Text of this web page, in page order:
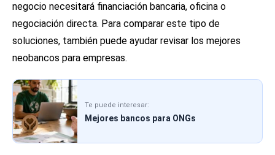
negocio necesitará financiación bancaria, oficina o
negociación directa. Para comparar este tipo de
soluciones, también puede ayudar revisar los mejores
neobancos para empresas.
Te puede interesar:
Mejores bancos para ONGs